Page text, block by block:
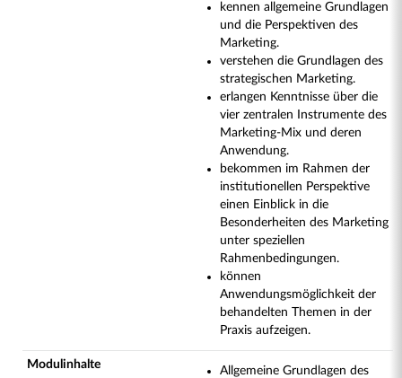
kennen allgemeine Grundlagen
und die Perspektiven des
Marketing.
verstehen die Grundlagen des
strategischen Marketing.
erlangen Kenntnisse über die
vier zentralen Instrumente des
Marketing-Mix und deren
Anwendung.
bekommen im Rahmen der
institutionellen Perspektive
einen Einblick in die
Besonderheiten des Marketing
unter speziellen
Rahmenbedingungen.
können
Anwendungsmöglichkeit der
behandelten Themen in der
Praxis aufzeigen.
Modulinhalte
Allgemeine Grundlagen des